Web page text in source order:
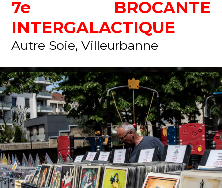
7e BROCANTE
INTERGALACTIQUE
Autre Soie, Villeurbanne